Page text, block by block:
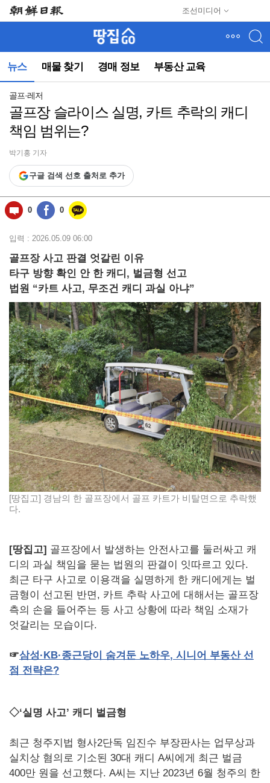
조선미디어
뉴스 매물 찾기 경매 정보 부동산 교육
뉴
(컨
동)
골프·레저
골프장 슬라이스 실명, 카트 추락의 캐디
책임 범위는?
박기홍 기자
구글 검색 선호 출처로 추가
0 0
입력 : 2026.05.09 06:00
골프장 사고 판결 엇갈린 이유
타구 방향 확인 안 한 캐디, 벌금형 선고
법원 “카트 사고, 무조건 캐디 과실 아냐”
[땅집고] 경남의 한 골프장에서 골프 카트가 비탈면으로 추락했
다.
[땅집고] 골프장에서 발생하는 안전사고를 둘러싸고 캐
디의 과실 책임을 묻는 법원의 판결이 잇따르고 있다.
최근 타구 사고로 이용객을 실명하게 한 캐디에게는 벌
금형이 선고된 반면, 카트 추락 사고에 대해서는 골프장
측의 손을 들어주는 등 사고 상황에 따라 책임 소재가
엇갈리는 모습이다.
☞삼성·KB·종근당이 숨겨둔 노하우, 시니어 부동산 선
점 전략은?
◇‘실명 사고’ 캐디 벌금형
최근 청주지법 형사2단독 임진수 부장판사는 업무상과
실치상 혐의로 기소된 30대 캐디 A씨에게 최근 벌금
400만 원을 선고했다. A씨는 지난 2023년 6월 청주의 한